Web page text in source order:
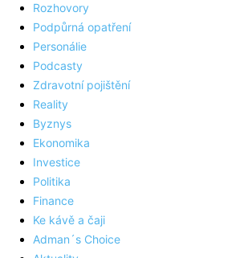
Rozhovory
Podpůrná opatření
Personálie
Podcasty
Zdravotní pojištění
Reality
Byznys
Ekonomika
Investice
Politika
Finance
Ke kávě a čaji
Adman´s Choice